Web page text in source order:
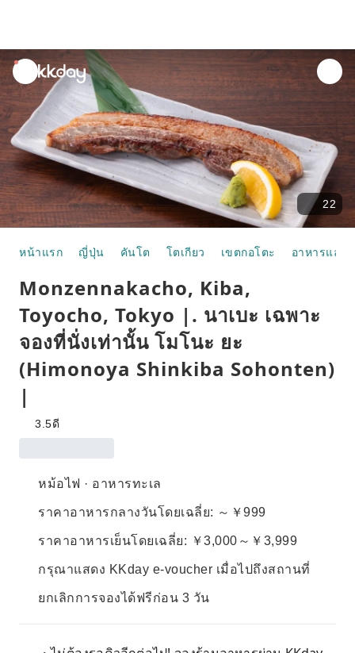
unread
notifications
22
หน้าแรก ญี่ปุ่น คันโต โตเกียว เขตกอโตะ อาหารและ
Monzennakacho, Kiba,
Toyocho, Tokyo |. นาเบะ เฉพาะ
จองที่นั่งเท่านั้น โมโนะ ยะ
(Himonoya Shinkiba Sohonten)
|
3.5ดี
หม้อไฟ · อาหารทะเล
ราคาอาหารกลางวันโดยเฉลี่ย: ～￥999
ราคาอาหารเย็นโดยเฉลี่ย: ￥3,000～￥3,999
กรุณาแสดง KKday e-voucher เมื่อไปถึงสถานที่
ยกเลิกการจองได้ฟรีก่อน 3 วัน